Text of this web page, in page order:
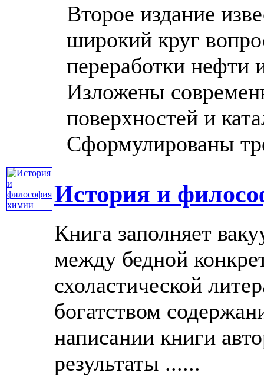
Второе издание
широкий круг
переработки
Изложены
поверхностей и
Сформулированы
История и
Книга заполняет
между бедной
схоластической
богатством
написании книги
результаты ......